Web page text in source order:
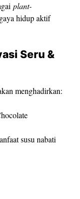
plant-
hidup aktif
Seru &
menghadirkan:
susu nabati